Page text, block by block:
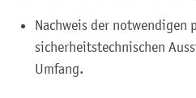
Nachweis der notwendigen
sicherheitstechnischen
Umfang.